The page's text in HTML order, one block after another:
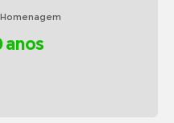
Homenagem
anos